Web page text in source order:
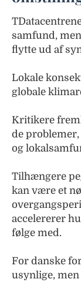
samfund,
flytte ud af
Lokale
globale
Kritikere
de
og
Tilhængere
kan være et
accelererer
følge med.
For danske
usynlige,